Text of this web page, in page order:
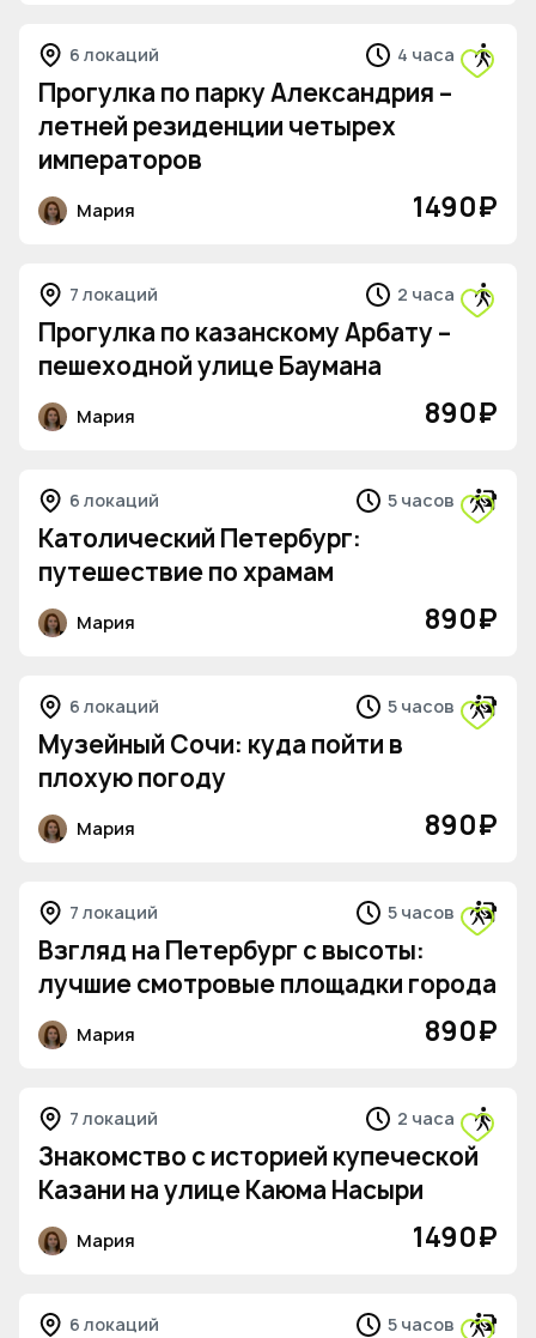
6 локаций 4 часа
Прогулка по парку Александрия –
летней резиденции четырех
императоров
Мария 1490₽
7 локаций 2 часа
Прогулка по казанскому Арбату –
пешеходной улице Баумана
Мария 890₽
6 локаций 5 часов
Католический Петербург:
путешествие по храмам
Мария 890₽
6 локаций 5 часов
Музейный Сочи: куда пойти в
плохую погоду
Мария 890₽
7 локаций 5 часов
Взгляд на Петербург с высоты:
лучшие смотровые площадки города
Мария 890₽
7 локаций 2 часа
Знакомство с историей купеческой
Казани на улице Каюма Насыри
Мария 1490₽
6 локаций 5 часов